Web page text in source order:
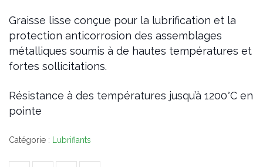
Graisse lisse conçue pour la lubrification et la
protection anticorrosion des assemblages
métalliques soumis à de hautes températures et
fortes sollicitations.
Résistance à des températures jusqu’à 1200°C en
pointe
Catégorie : Lubrifiants